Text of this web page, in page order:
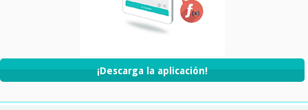
¡Descarga la aplicación!